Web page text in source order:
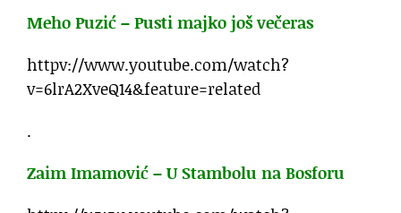
Meho Puzić – Pusti majko još večeras
httpv://www.youtube.com/watch?
v=6lrA2XveQ14&feature=related
.
Zaim Imamović – U Stambolu na Bosforu